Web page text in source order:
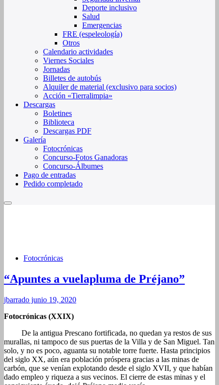
Deporte inclusivo
Salud
Emergencias
FRE (espeleología)
Otros
Calendario actividades
Viernes Sociales
Jornadas
Billetes de autobús
Alquiler de material (exclusivo para socios)
Acción «Tierralimpia»
Descargas
Boletines
Biblioteca
Descargas PDF
Galería
Fotocrónicas
Concurso-Fotos Ganadoras
Concurso-Álbumes
Pago de entradas
Pedido completado
Fotocrónicas
“Apuntes a vuelapluma de Préjano”
jbarrado junio 19, 2020
Fotocrónicas (XXIX)
De la antigua Prescano fortificada, no quedan ya restos de sus
murallas, ni tampoco de sus puertas de la Villa y de San Miguel. Tan
solo, y no es poco, aguanta su notable torre fuerte. Hasta principios
del siglo XX, aún era población próspera gracias a las minas de
carbón, que se venían explotando desde el siglo XVII, y que habían
dado empleo y riqueza a sus vecinos. El cierre de estas minas y el